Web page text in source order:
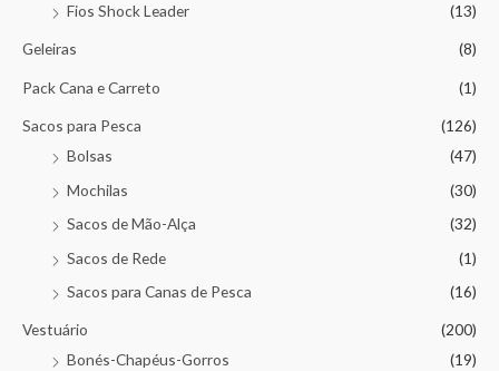
Fios Shock Leader
(13)
Geleiras (8)
Pack Cana e Carreto (1)
Sacos para Pesca
(126)
Bolsas
(47)
Mochilas
(30)
Sacos de Mão-Alça
(32)
Sacos de Rede
(1)
Sacos para Canas de Pesca
(16)
Vestuário
(200)
Bonés-Chapéus-Gorros
(19)